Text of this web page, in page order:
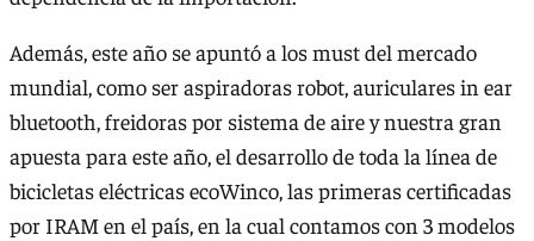
Además, este año se apuntó a los must del mercado
mundial, como ser aspiradoras robot, auriculares in ear
bluetooth, freidoras por sistema de aire y nuestra gran
apuesta para este año, el desarrollo de toda la línea de
bicicletas eléctricas ecoWinco, las primeras certificadas
por IRAM en el país, en la cual contamos con 3 modelos